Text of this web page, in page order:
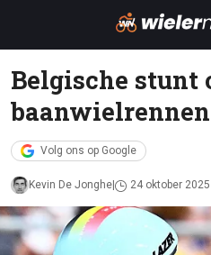
Belgische stunt
baanwielrennen
Volg ons op Google
Kevin De Jonghe 24 oktober